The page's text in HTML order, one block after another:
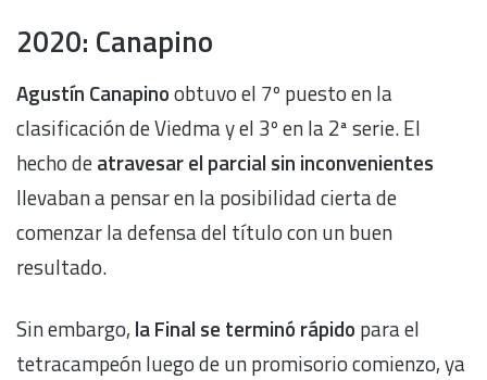
2020: Canapino
Agustín Canapinoobtuvo el 7º puesto en la
clasificación de Viedma y el 3º en la 2ª serie. El
hecho deatravesar el parcial sin inconvenientes
llevaban a pensar en la posibilidad cierta de
comenzar la defensa del título con un buen
resultado.
Sin embargo, la Final se terminó rápido para el
tetracampeón luego de un promisorio comienzo, ya